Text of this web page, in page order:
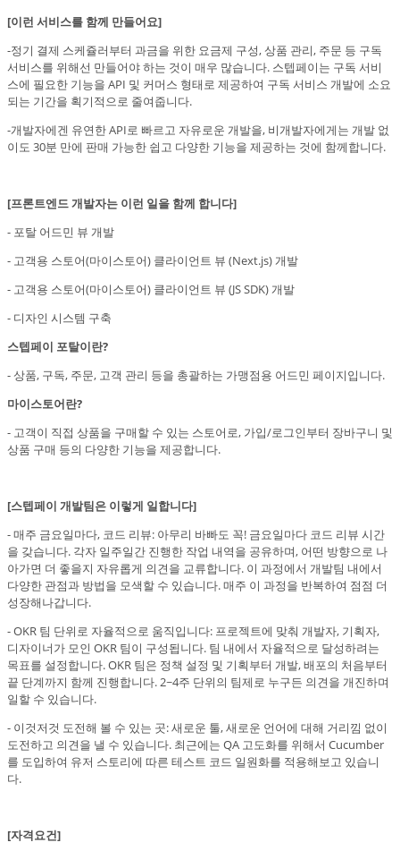
[이런 서비스를 함께 만들어요]
-정기 결제 스케쥴러부터 과금을 위한 요금제 구성, 상품 관리, 주문 등 구독
서비스를 위해선 만들어야 하는 것이 매우 많습니다. 스텝페이는 구독 서비
스에 필요한 기능을 API 및 커머스 형태로 제공하여 구독 서비스 개발에 소요
되는 기간을 획기적으로 줄여줍니다.
-개발자에겐 유연한 API로 빠르고 자유로운 개발을, 비개발자에게는 개발 없
이도 30분 만에 판매 가능한 쉽고 다양한 기능을 제공하는 것에 함께합니다.
[프론트엔드 개발자는 이런 일을 함께 합니다]
- 포탈 어드민 뷰 개발
- 고객용 스토어(마이스토어) 클라이언트 뷰 (Next.js) 개발
- 고객용 스토어(마이스토어) 클라이언트 뷰 (JS SDK) 개발
- 디자인 시스템 구축
스텝페이 포탈이란?
- 상품, 구독, 주문, 고객 관리 등을 총괄하는 가맹점용 어드민 페이지입니다.
마이스토어란?
- 고객이 직접 상품을 구매할 수 있는 스토어로, 가입/로그인부터 장바구니 및
상품 구매 등의 다양한 기능을 제공합니다.
[스텝페이 개발팀은 이렇게 일합니다]
- 매주 금요일마다, 코드 리뷰: 아무리 바빠도 꼭! 금요일마다 코드 리뷰 시간
을 갖습니다. 각자 일주일간 진행한 작업 내역을 공유하며, 어떤 방향으로 나
아가면 더 좋을지 자유롭게 의견을 교류합니다. 이 과정에서 개발팀 내에서
다양한 관점과 방법을 모색할 수 있습니다. 매주 이 과정을 반복하여 점점 더
성장해나갑니다.
- OKR 팀 단위로 자율적으로 움직입니다: 프로젝트에 맞춰 개발자, 기획자,
디자이너가 모인 OKR 팀이 구성됩니다. 팀 내에서 자율적으로 달성하려는
목표를 설정합니다. OKR 팀은 정책 설정 및 기획부터 개발, 배포의 처음부터
끝 단계까지 함께 진행합니다. 2~4주 단위의 팀제로 누구든 의견을 개진하며
일할 수 있습니다.
- 이것저것 도전해 볼 수 있는 곳: 새로운 툴, 새로운 언어에 대해 거리낌 없이
도전하고 의견을 낼 수 있습니다. 최근에는 QA 고도화를 위해서 Cucumber
를 도입하여 유저 스토리에 따른 테스트 코드 일원화를 적용해보고 있습니
다.
[자격요건]